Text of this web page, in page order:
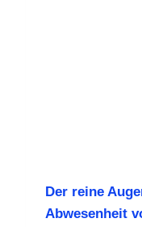
Der reine
Abwesenheit